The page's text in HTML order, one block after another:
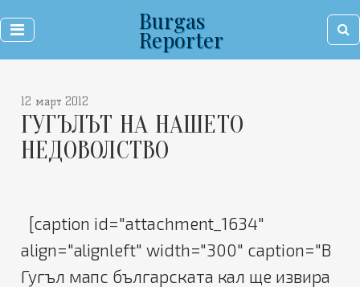
Burgas
Reporter
12 март 2012
ГУГЪЛЪТ НА НАШЕТО
НЕДОВОЛСТВО
[caption id="attachment_1634"
align="alignleft" width="300" caption="В
Гугъл мапс българската кал ще извира